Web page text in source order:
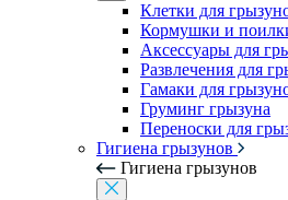
Клетки для
Кормушки и
Аксессуары для
Развлечения для
Гамаки для
Груминг грызуна
Переноски для
Гигиена грызунов
Гигиена грызунов